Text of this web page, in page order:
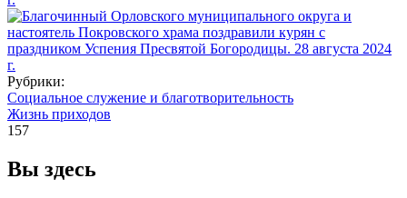
Рубрики:
Социальное служение и благотворительность
Жизнь приходов
157
Вы здесь